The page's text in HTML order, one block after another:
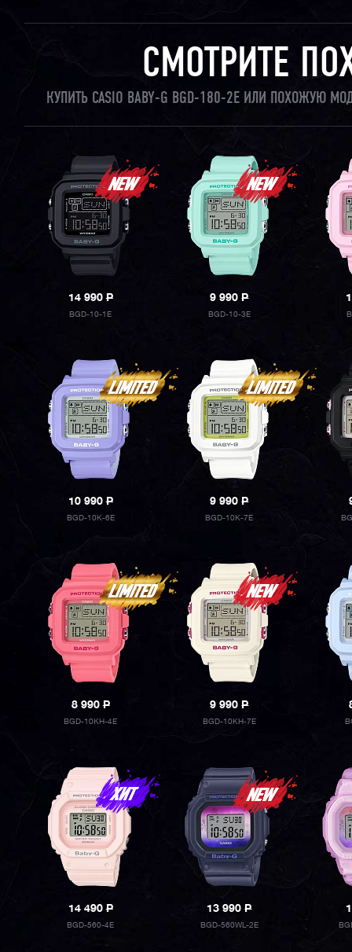
СМОТРИТЕ
КУПИТЬ CASIO BABY-G BGD-180-2E ИЛИ ПОХОЖУЮ
14 990P
BGD-10-1E
9 990P
BGD-10-3E
10 990P
BGD-10K-6E
9 990P
BGD-10K-7E
8 990P
BGD-10KH-4E
9 990P
BGD-10KH-7E
14 490P
BGD-560-4E
13 990P
BGD-560WL-2E